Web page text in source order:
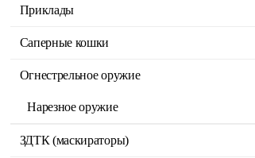
Приклады
Саперные кошки
Огнестрельное оружие
Нарезное оружие
ЗДТК (маскираторы)